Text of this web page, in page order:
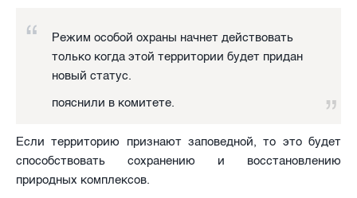
Режим особой охраны начнет действовать
только когда этой территории будет придан
новый статус.
пояснили в комитете.
Если территорию признают заповедной, то это будет
способствовать сохранению и восстановлению
природных комплексов.